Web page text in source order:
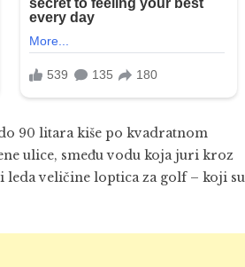
90 litara kiše po kvadratnom
ulice, smeđu vodu koja juri kroz
leda veličine loptica za golf – koji su